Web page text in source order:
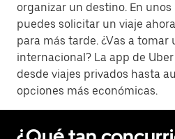
organizar un destino. En
puedes solicitar un viaje
para más tarde. ¿Vas a tomar
internacional? La app de
desde viajes privados hasta
opciones más económicas.